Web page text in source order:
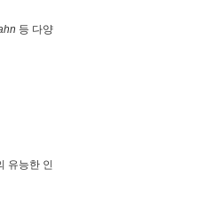
등 다양
유능한 인